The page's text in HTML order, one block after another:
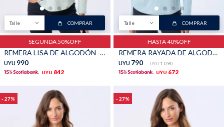
Talle COMPRAR
SEGUNDA 50%OFF
REMERA LISA DE ALGODÓN - Verde
UYU 990
UYU 842
Talle COMPRAR
HASTA 40%OFF
REMERA RAYADA DE ALGODÓN - Pistacho
UYU 790 UYU 1.090
UYU 672
27 27